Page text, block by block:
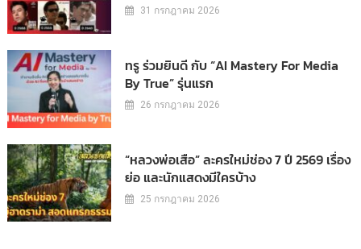
31 กรกฎาคม 2026
ทรู ร่วมยินดี กับ “AI Mastery For Media
By True” รุ่นแรก
26 กรกฎาคม 2026
“หลวงพ่อเสือ” ละครใหม่ช่อง 7 ปี 2569 เรื่อง
ย่อ และนักแสดงมีใครบ้าง
25 กรกฎาคม 2026